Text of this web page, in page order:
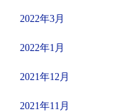
2022年3月
2022年1月
2021年12月
2021年11月